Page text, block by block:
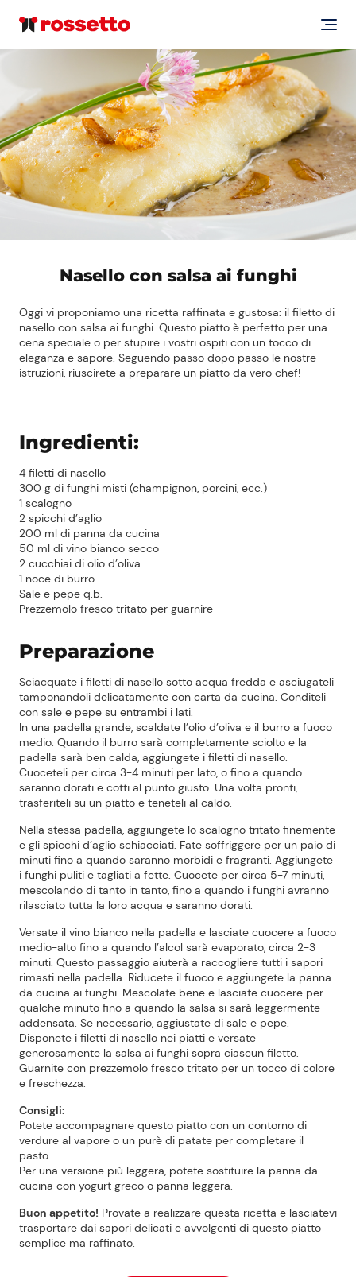
Nasello con salsa ai funghi
Oggi vi proponiamo una ricetta raffinata e gustosa: il filetto di
nasello con salsa ai funghi. Questo piatto è perfetto per una
cena speciale o per stupire i vostri ospiti con un tocco di
eleganza e sapore. Seguendo passo dopo passo le nostre
istruzioni, riuscirete a preparare un piatto da vero chef!
Ingredienti:
4 filetti di nasello
300 g di funghi misti (champignon, porcini, ecc.)
1 scalogno
2 spicchi d’aglio
200 ml di panna da cucina
50 ml di vino bianco secco
2 cucchiai di olio d’oliva
1 noce di burro
Sale e pepe q.b.
Prezzemolo fresco tritato per guarnire
Preparazione
Sciacquate i filetti di nasello sotto acqua fredda e asciugateli
tamponandoli delicatamente con carta da cucina. Conditeli
con sale e pepe su entrambi i lati.
In una padella grande, scaldate l’olio d’oliva e il burro a fuoco
medio. Quando il burro sarà completamente sciolto e la
padella sarà ben calda, aggiungete i filetti di nasello.
Cuoceteli per circa 3-4 minuti per lato, o fino a quando
saranno dorati e cotti al punto giusto. Una volta pronti,
trasferiteli su un piatto e teneteli al caldo.
Nella stessa padella, aggiungete lo scalogno tritato finemente
e gli spicchi d’aglio schiacciati. Fate soffriggere per un paio di
minuti fino a quando saranno morbidi e fragranti. Aggiungete
i funghi puliti e tagliati a fette. Cuocete per circa 5-7 minuti,
mescolando di tanto in tanto, fino a quando i funghi avranno
rilasciato tutta la loro acqua e saranno dorati.
Versate il vino bianco nella padella e lasciate cuocere a fuoco
medio-alto fino a quando l’alcol sarà evaporato, circa 2-3
minuti. Questo passaggio aiuterà a raccogliere tutti i sapori
rimasti nella padella. Riducete il fuoco e aggiungete la panna
da cucina ai funghi. Mescolate bene e lasciate cuocere per
qualche minuto fino a quando la salsa si sarà leggermente
addensata. Se necessario, aggiustate di sale e pepe.
Disponete i filetti di nasello nei piatti e versate
generosamente la salsa ai funghi sopra ciascun filetto.
Guarnite con prezzemolo fresco tritato per un tocco di colore
e freschezza.
Consigli:
Potete accompagnare questo piatto con un contorno di
verdure al vapore o un purè di patate per completare il
pasto.
Per una versione più leggera, potete sostituire la panna da
cucina con yogurt greco o panna leggera.
Buon appetito! Provate a realizzare questa ricetta e lasciatevi
trasportare dai sapori delicati e avvolgenti di questo piatto
semplice ma raffinato.